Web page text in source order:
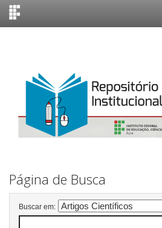
Página de Busca
Buscar em: